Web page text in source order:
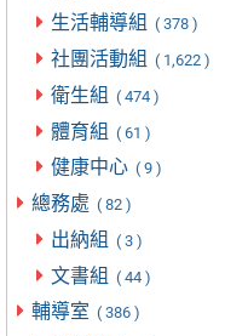
生活輔導組 ( 378 )
社團活動組 ( 1,622 )
衛生組 ( 474 )
體育組 ( 61 )
健康中心 ( 9 )
總務處 ( 82 )
出納組 ( 3 )
文書組 ( 44 )
輔導室 ( 386 )